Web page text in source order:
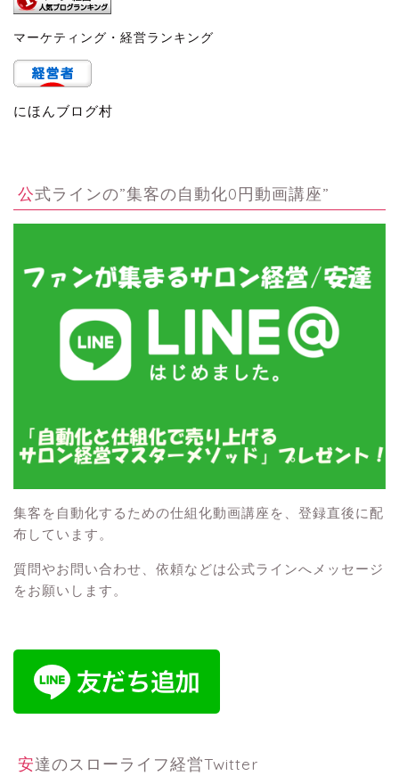
マーケティング・経営ランキング
にほんブログ村
公式ラインの”集客の自動化0円動画講座”
集客を自動化するための仕組化動画講座を、登録直後に配
布しています。
質問やお問い合わせ、依頼などは公式ラインへメッセージ
をお願いします。
安達のスローライフ経営Twitter